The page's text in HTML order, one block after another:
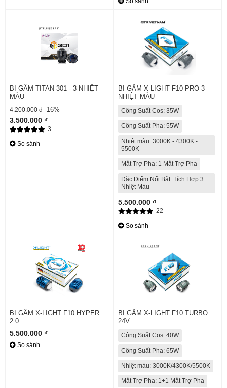
BI GẦM TITAN 301 - 3 NHIỆT
MÀU
4.200.000 đ -16%
3.500.000 ₫
3
So sánh
BI GẦM X-LIGHT F10 PRO 3
NHIỆT MÀU
Công Suất Cos: 35W
Công Suất Pha: 55W
Nhiệt màu: 3000K - 4300K -
5500K
Mắt Trợ Pha: 1 Mắt Trợ Pha
Đặc Điểm Nổi Bật: Tích Hợp 3
Nhiệt Màu
5.500.000 ₫
22
So sánh
BI GẦM X-LIGHT F10 HYPER
2.0
5.500.000 ₫
So sánh
BI GẦM X-LIGHT F10 TURBO
24V
Công Suất Cos: 40W
Công Suất Pha: 65W
Nhiệt màu: 3000K/4300K/5500K
Mắt Trợ Pha: 1+1 Mắt Trợ Pha